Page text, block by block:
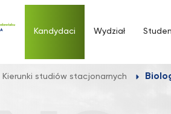
Kandydaci Wydział
Kierunki studiów stacjonarnych